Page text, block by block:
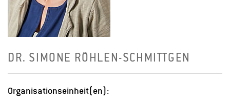
DR. SI­MO­NE RÖH­LEN-SCHMITT­GEN
Or­ga­ni­sa­ti­ons­ein­heit(en):